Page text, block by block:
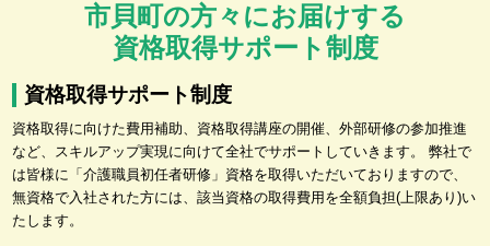
市貝町の方々にお届けする
資格取得サポート制度
資格取得サポート制度
資格取得に向けた費用補助、資格取得講座の開催、外部研修の参加推進
など、スキルアップ実現に向けて全社でサポートしていきます。 弊社で
は皆様に「介護職員初任者研修」資格を取得いただいておりますので、
無資格で入社された方には、該当資格の取得費用を全額負担(上限あり)い
たします。